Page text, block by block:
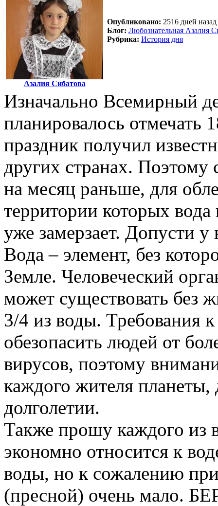
Азалия Сибатова
Опубликовано: 2516 дней
Блог: Любознательная Азалия
Рубрика: История дня
Изначально Всемирный
планировалось отмечать
праздник получил
других странах. Поэтому
на месяц раньше, для
территории которых вода
уже замерзает. Допусти у
Вода – элемент, без
Земле. Человеческий
может существовать без
3/4 из воды. Требования
обезопасить людей от
вирусов, поэтому
каждого жителя
долголетии.
Также прошу каждого из
экономно относится к
воды, но к сожалению
(пресной) очень мало.